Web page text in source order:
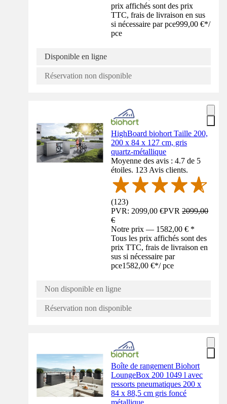
prix affichés sont des prix
TTC, frais de livraison en sus
si nécessaire par pce999,00 €*/
pce
Disponible en ligne
Réservation non disponible
HighBoard biohort Taille 200,
200 x 84 x 127 cm, gris
quartz-métallique
Moyenne des avis : 4.7 de 5
étoiles. 123 Avis clients.
(123)
PVR: 2099,00 €PVR2099,00
€
Notre prix — 1582,00 € *
Tous les prix affichés sont des
prix TTC, frais de livraison en
sus si nécessaire par
pce1582,00 €*/ pce
Non disponible en ligne
Réservation non disponible
Boîte de rangement Biohort
LoungeBox 200 1049 l avec
ressorts pneumatiques 200 x
84 x 88,5 cm gris foncé
métallique